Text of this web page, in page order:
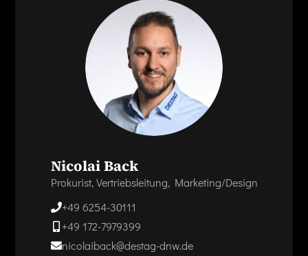
Nicolai Back
Prokurist, Vertriebsleitung, Marketing/Design
+49 6254-30111
+49 172-7979399
nicolaiback@destag-dnw.de